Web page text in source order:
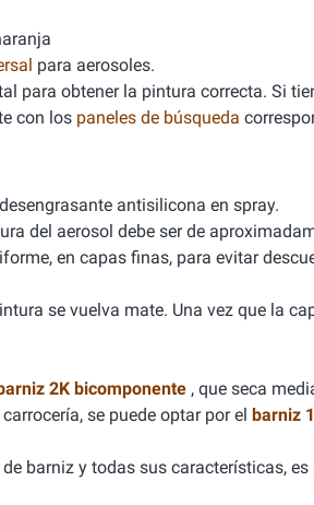
para aerosoles.
para obtener la pintura correcta. Si
con los paneles de búsqueda
antisilicona en spray.
del aerosol debe ser de
en capas finas, para evitar
se vuelva mate. Una vez que la
2K bicomponente , que seca
se puede optar por el barniz
barniz y todas sus características,